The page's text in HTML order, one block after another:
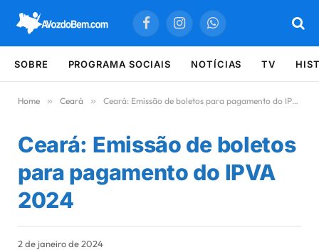
FacebookInstagramWhatsApp
SOBRE PROGRAMA SOCIAIS NOTÍCIAS TV
Home » Ceará » Ceará: Emissão de boletos para pagamento do IPVA 2024
Ceará: Emissão de boletos
para pagamento do IPVA
2024
2 de janeiro de 2024